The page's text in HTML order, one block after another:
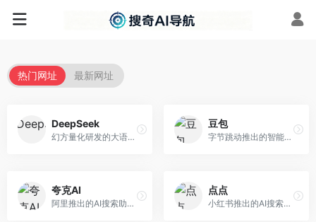
热门网址 最新网址
DeepSeek
幻方量化研发的大语言模型平台，专注于深度推理和代码生成能力。面向开发者、研究人员和技术爱好者，提供强大的逻辑推理和数学计算功能，开源生态完善，API接口友好。
豆包
字节跳动推出的智能对话助手平台，提供文本创作、知识问答、英语学习等多种AI服务。面向普通用户和内容创作者，支持多轮对话和文件解析，免费使用，响应速度快，中文理解能力强。
夸克AI
阿里推出的AI搜索助手，整合搜索与AI功能。面向年轻用户，提供智能搜索、文档处理、学习辅助等服务，与夸克生态深度整合。
点点
小红书推出的AI搜索应用，专注于生活方式内容搜索。面向小红书用户，提供生活攻略、消费决策、内容推荐等服务，生活方式内容丰富。